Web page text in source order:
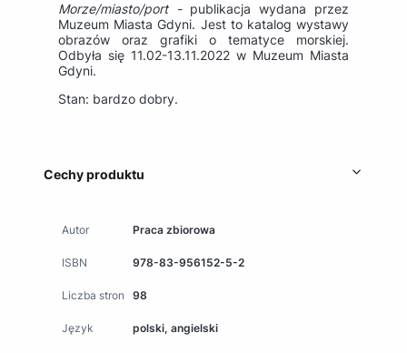
Morze/miasto/port - publikacja wydana przez
Muzeum Miasta Gdyni. Jest to katalog wystawy
obrazów oraz grafiki o tematyce morskiej.
Odbyła się 11.02-13.11.2022 w Muzeum Miasta
Gdyni.
Stan: bardzo dobry.
Cechy produktu
Autor Praca zbiorowa
ISBN 978-83-956152-5-2
Liczba stron 98
Język polski, angielski